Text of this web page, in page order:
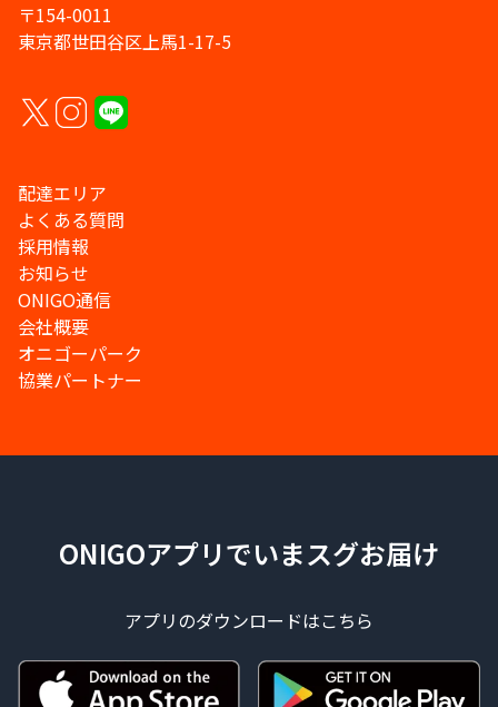
〒154-0011
東京都世田谷区上馬1-17-5
配達エリア
よくある質問
採用情報
お知らせ
ONIGO通信
会社概要
オニゴーパーク
協業パートナー
ONIGOアプリでいまスグお届け
アプリのダウンロードはこちら